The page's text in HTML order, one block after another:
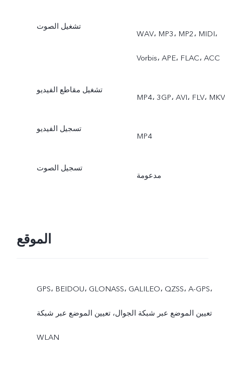
تشغيل الصوت
WAV، MP3، MP2، MIDI،
Vorbis، APE، FLAC، ACC
تشغيل مقاطع الفيديو
MP4، 3GP، AVI، FLV، MKV
تسجيل الفيديو
‎MP4
تسجيل الصوت
مدعومة
الموقع
GPS، BEIDOU، GLONASS، GALILEO، QZSS، A-GPS،
تعيين الموضع عبر شبكة الجوال، تعيين الموضع عبر شبكة
WLAN